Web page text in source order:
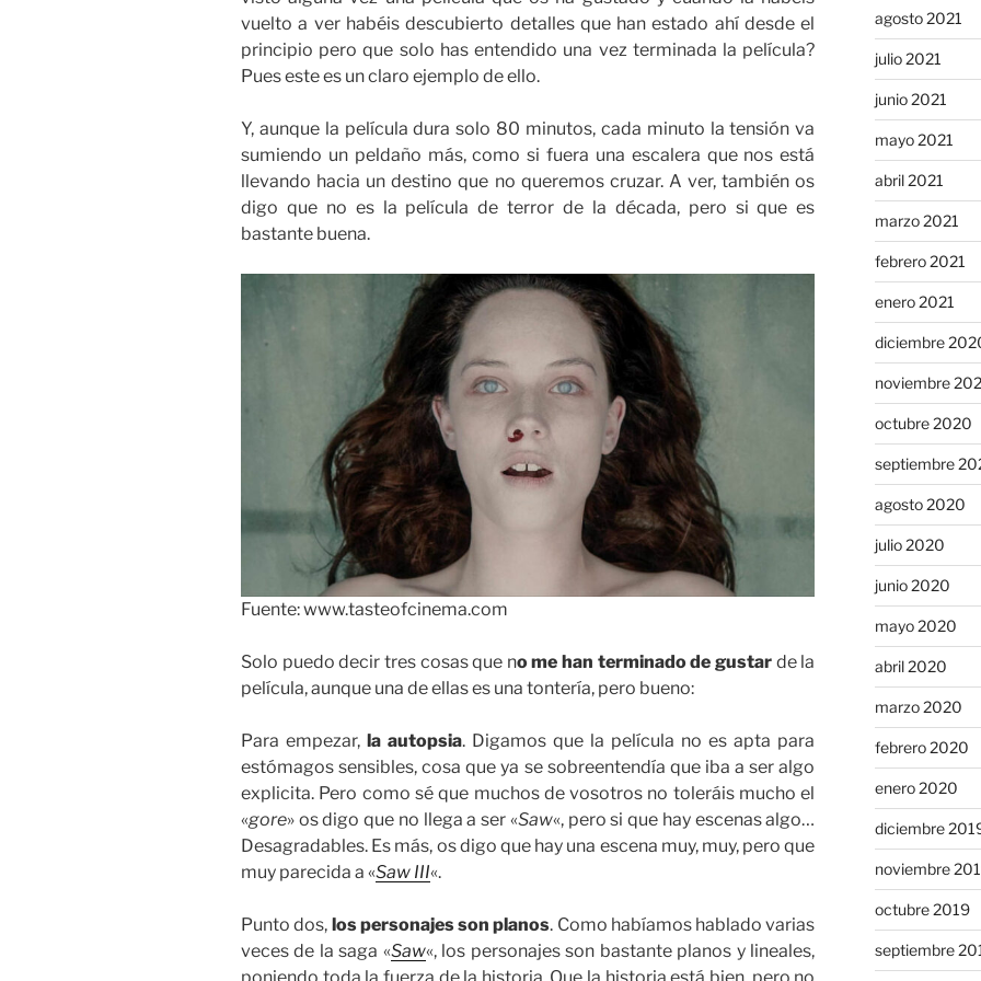
vuelto a ver habéis descubierto detalles que han estado ahí desde el
principio pero que solo has entendido una vez terminada la película?
Pues este es un claro ejemplo de ello.
Y, aunque la película dura solo 80 minutos, cada minuto la tensión va
sumiendo un peldaño más, como si fuera una escalera que nos está
llevando hacia un destino que no queremos cruzar. A ver, también os
digo que no es la película de terror de la década, pero si que es
bastante buena.
Fuente: www.tasteofcinema.com
Solo puedo decir tres cosas que no me han terminado de gustar de la
película, aunque una de ellas es una tontería, pero bueno:
Para empezar, la autopsia. Digamos que la película no es apta para
estómagos sensibles, cosa que ya se sobreentendía que iba a ser algo
explicita. Pero como sé que muchos de vosotros no toleráis mucho el
«gore» os digo que no llega a ser «Saw«, pero si que hay escenas algo…
Desagradables. Es más, os digo que hay una escena muy, muy, pero que
muy parecida a «Saw III«.
Punto dos, los personajes son planos. Como habíamos hablado varias
veces de la saga «Saw«, los personajes son bastante planos y lineales,
agosto 2021
julio 2021
junio 2021
mayo 2021
abril 2021
marzo 2021
febrero 2021
enero 2021
diciembre
noviembre
octubre 2020
septiembre
agosto 2020
julio 2020
junio 2020
mayo 2020
abril 2020
marzo 2020
febrero 2020
enero 2020
diciembre
noviembre
octubre 2019
septiembre